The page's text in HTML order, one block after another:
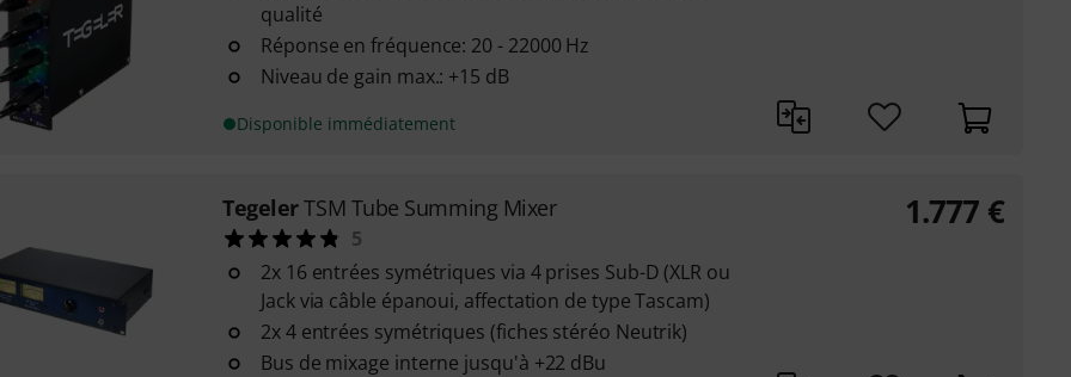
qualité
Réponse en fréquence: 20 - 22000 Hz
Niveau de gain max.: +15 dB
Disponible immédiatement
TegelerTSM Tube Summing Mixer
5
2x 16 entrées symétriques via 4 prises Sub-D (XLR ou
Jack via câble épanoui, affectation de type Tascam)
2x 4 entrées symétriques (fiches stéréo Neutrik)
Bus de mixage interne jusqu'à +22 dBu
1.777 €